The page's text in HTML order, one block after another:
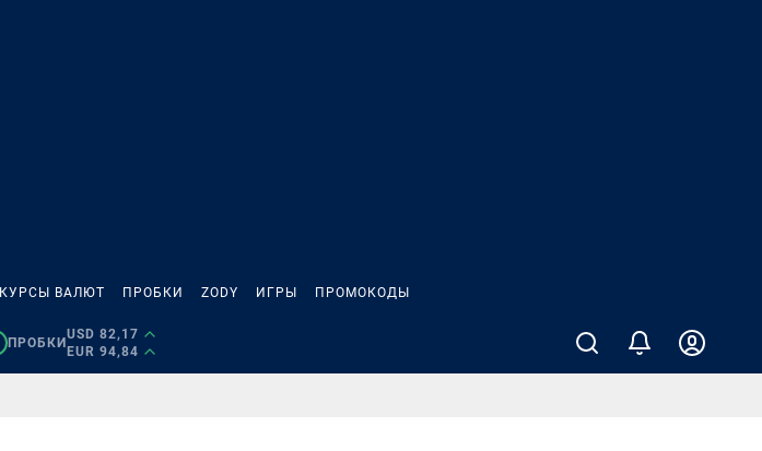
КУРСЫ ВАЛЮТ ПРОБКИ ZODY ИГРЫ ПРОМОКОДЫ
ПРОБКИ
USD 82,17
EUR 94,84